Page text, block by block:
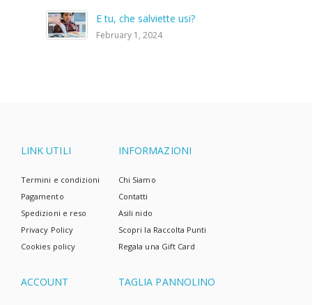
E tu, che salviette usi?
February 1, 2024
LINK UTILI
Termini e condizioni
Pagamento
Spedizioni e reso
Privacy Policy
Cookies policy
INFORMAZIONI
Chi Siamo
Contatti
Asili nido
Scopri la Raccolta Punti
Regala una Gift Card
ACCOUNT TAGLIA PANNOLINO